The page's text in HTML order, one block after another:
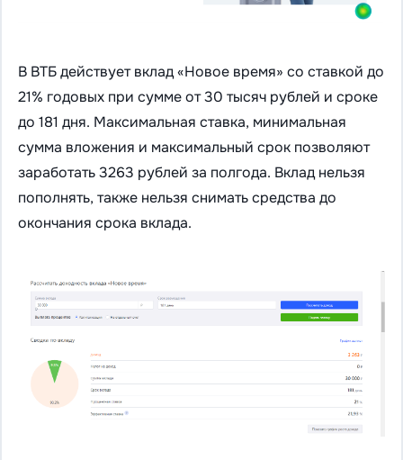
В ВТБ действует вклад «Новое время» со ставкой до
21% годовых при сумме от 30 тысяч рублей и сроке
до 181 дня. Максимальная ставка, минимальная
сумма вложения и максимальный срок позволяют
заработать 3263 рублей за полгода. Вклад нельзя
пополнять, также нельзя снимать средства до
окончания срока вклада.